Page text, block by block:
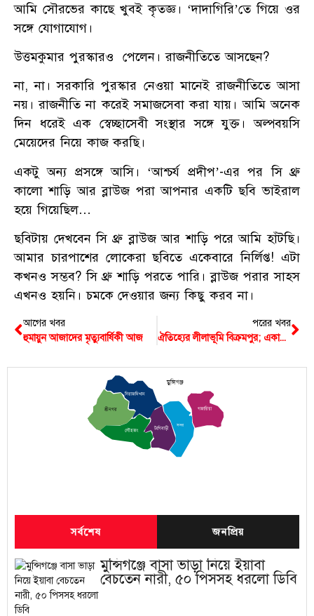
আমি সৌরভের কাছে খুবই কৃতজ্ঞ। ‘দাদাগিরি’তে গিয়ে ওর
সঙ্গে যোগাযোগ।
উত্তমকুমার পুরস্কারও পেলেন। রাজনীতিতে আসছেন?
না, না। সরকারি পুরস্কার নেওয়া মানেই রাজনীতিতে আসা
নয়। রাজনীতি না করেই সমাজসেবা করা যায়। আমি অনেক
দিন ধরেই এক স্বেচ্ছাসেবী সংস্থার সঙ্গে যুক্ত। অল্পবয়সি
মেয়েদের নিয়ে কাজ করছি।
একটু অন্য প্রসঙ্গে আসি। ‘আশ্চর্য প্রদীপ’-এর পর সি থ্রু
কালো শাড়ি আর ব্লাউজ পরা আপনার একটি ছবি ভাইরাল
হয়ে গিয়েছিল…
ছবিটায় দেখবেন সি থ্রু ব্লাউজ আর শাড়ি পরে আমি হাঁটছি।
আমার চারপাশের লোকেরা ছবিতে একেবারে নির্লিপ্ত! এটা
কখনও সম্ভব? সি থ্রু শাড়ি পরতে পারি। ব্লাউজ পরার সাহস
এখনও হয়নি। চমকে দেওয়ার জন্য কিছু করব না।
আগের খবর
হুমায়ুন আজাদের মৃত্যুবার্ষিকী আজ
পরের খবর
ঐতিহ্যের লীলাভূমি বিক্রমপুর; একাল সেকাল
শ্রীনগর
সিরাজদিখান
টংগিবাড়ী
সদর
গজারিয়া
লৌহজং
মুন্সিগঞ্জ
সর্বশেষ জনপ্রিয়
মুন্সিগঞ্জে বাসা ভাড়া নিয়ে ইয়াবা
বেচতেন নারী, ৫০ পিসসহ ধরলো ডিবি